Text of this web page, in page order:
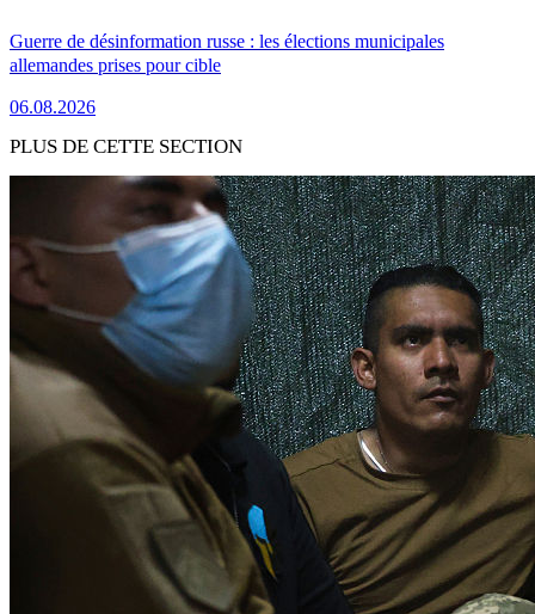
Guerre de désinformation russe : les élections municipales
allemandes prises pour cible
06.08.2026
PLUS DE CETTE SECTION